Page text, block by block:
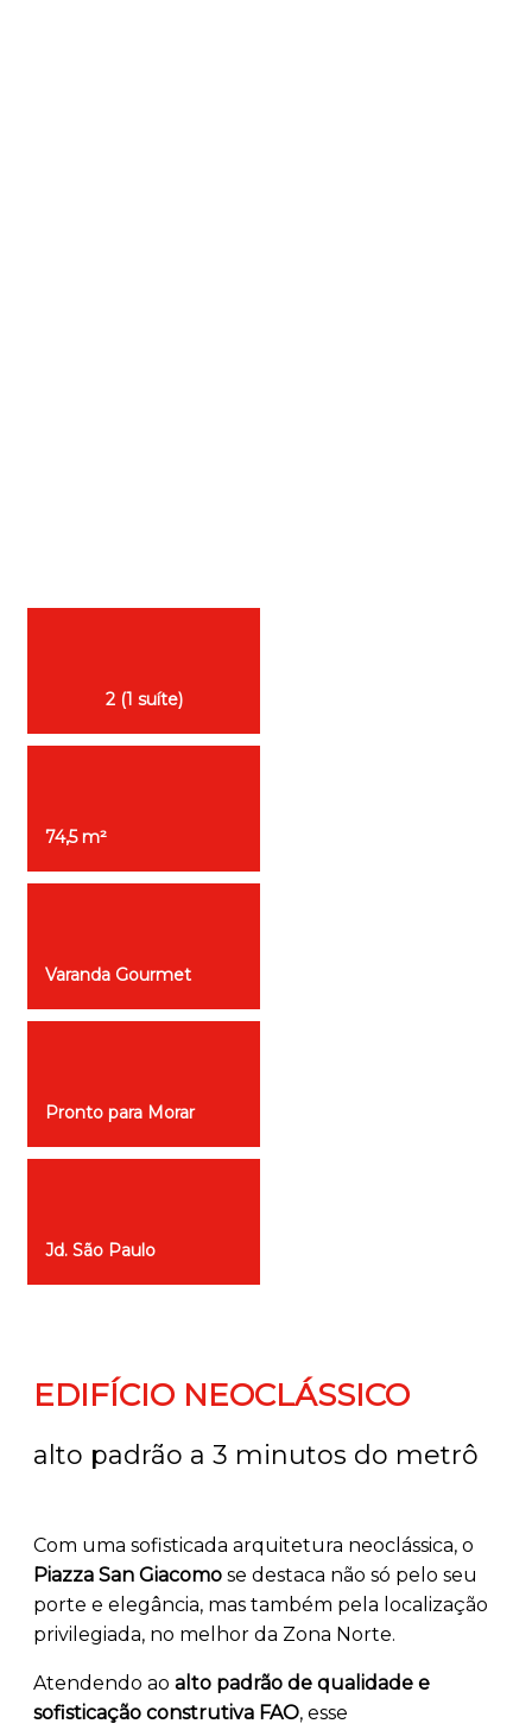
2 (1 suíte)
74,5 m²
Varanda Gourmet
Pronto para Morar
Jd. São Paulo
EDIFÍCIO NEOCLÁSSICO
alto padrão a 3 minutos do metrô
Com uma sofisticada arquitetura neoclássica, o
Piazza San Giacomo se destaca não só pelo seu
porte e elegância, mas também pela localização
privilegiada, no melhor da Zona Norte.
Atendendo ao alto padrão de qualidade e
sofisticação construtiva FAO, esse